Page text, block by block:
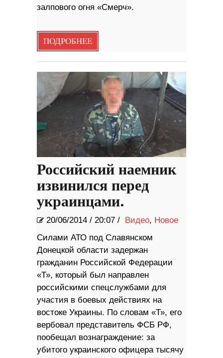
залпового огня «Смерч».
ПОДРОБНЕЕ
Российский наемник
извинился перед
украинцами.
20/06/2014 / 20:07 / Видео, Новое
Силами АТО под Славянском
Донецкой области задержан
гражданин Российской Федерации
«Т», который был направлен
российскими спецслужбами для
участия в боевых действиях на
востоке Украины. По словам «Т», его
вербовал представитель ФСБ РФ,
пообещал вознаграждение: за
убитого украинского офицера тысячу